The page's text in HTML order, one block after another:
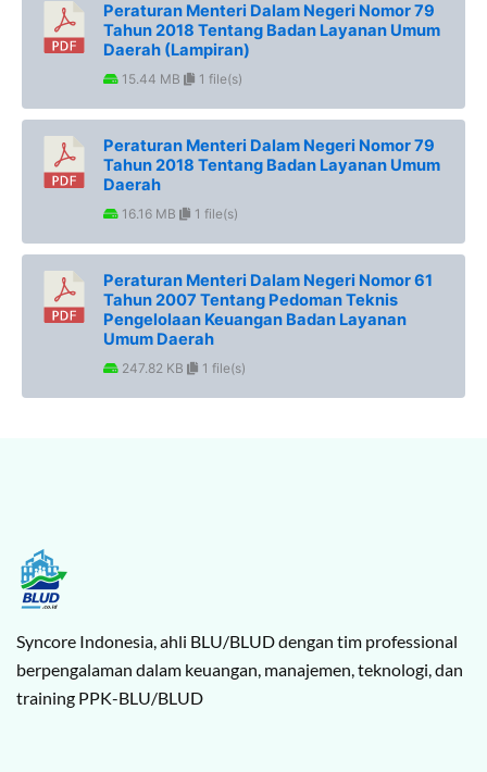
Peraturan Menteri Dalam Negeri Nomor 79
Tahun 2018 Tentang Badan Layanan Umum
Daerah (Lampiran)
15.44 MB 1 file(s)
Peraturan Menteri Dalam Negeri Nomor 79
Tahun 2018 Tentang Badan Layanan Umum
Daerah
16.16 MB 1 file(s)
Peraturan Menteri Dalam Negeri Nomor 61
Tahun 2007 Tentang Pedoman Teknis
Pengelolaan Keuangan Badan Layanan
Umum Daerah
247.82 KB 1 file(s)
Syncore Indonesia, ahli BLU/BLUD dengan tim professional
berpengalaman dalam keuangan, manajemen, teknologi, dan
training PPK-BLU/BLUD